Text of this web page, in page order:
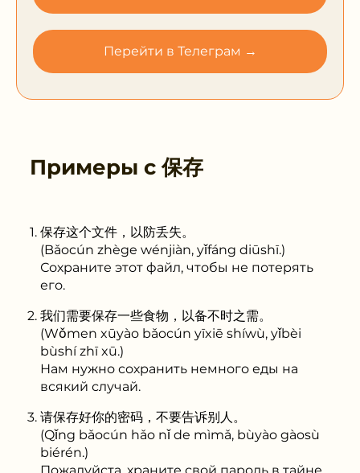
Перейти в Телеграм →
Примеры с保存
保存这个文件，以防丢失。
(Bǎocún zhège wénjiàn, yǐfáng diūshī.)
Сохраните этот файл, чтобы не потерять
его.
我们需要保存一些食物，以备不时之需。
(Wǒmen xūyào bǎocún yīxiē shíwù, yǐbèi
bùshí zhī xū.)
Нам нужно сохранить немного еды на
всякий случай.
请保存好你的密码，不要告诉别人。
(Qǐng bǎocún hǎo nǐ de mìmǎ, bùyào gàosù
biérén.)